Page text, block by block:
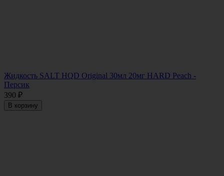
Жидкость SALT HQD Original 30мл 20мг HARD Peach -
Персик
390 ₽
В корзину